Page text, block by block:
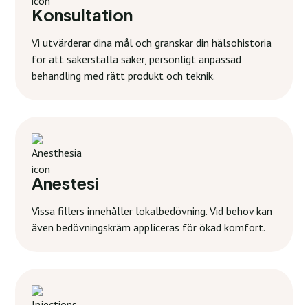
Konsultation
Vi utvärderar dina mål och granskar din hälsohistoria
för att säkerställa säker, personligt anpassad
behandling med rätt produkt och teknik.
Anestesi
Vissa fillers innehåller lokalbedövning. Vid behov kan
även bedövningskräm appliceras för ökad komfort.